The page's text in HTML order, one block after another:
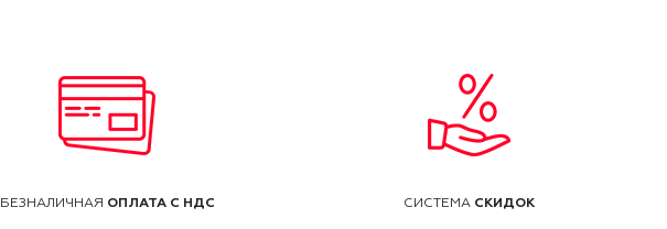
БЕЗНАЛИЧНАЯ ОПЛАТА С НДС СИСТЕМА СКИДОК